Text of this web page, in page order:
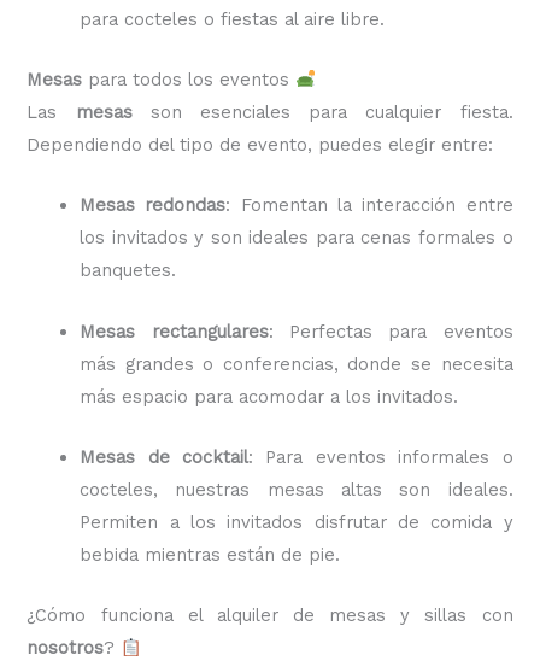
para cocteles o fiestas al aire libre.
Mesas para todos los eventos
Las
mesasson esenciales para cualquier fiesta.
Dependiendo del tipo de evento, puedes elegir entre:
Mesas redondas: Fomentan la interacción entre
los invitados y son ideales para cenas formales o
banquetes.
Mesas rectangulares: Perfectas para eventos
más grandes o conferencias, donde se necesita
más espacio para acomodar a los invitados.
Mesas de cocktail: Para eventos informales o
cocteles, nuestras mesas altas son ideales.
Permiten a los invitados disfrutar de comida y
bebida mientras están de pie.
¿Cómo funciona el alquiler de mesas y sillas con
nosotros?